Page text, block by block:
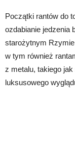
Początki rantów do
ozdabianie jedzenia
starożytnym
w tym również
z metalu, takiego jak
luksusowego